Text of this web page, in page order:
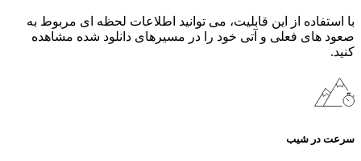
با استفاده از این قابلیت، می‌ توانید اطلاعات لحظه ای مربوط به
صعود های فعلی و آتی خود را در مسیرهای دانلود شده مشاهده
کنید.
سرعت در شیب